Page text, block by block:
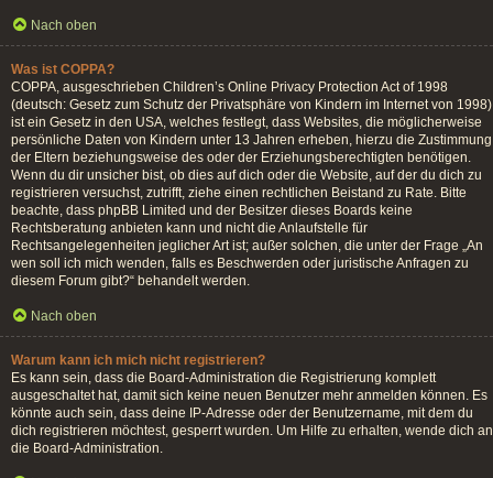
Nach oben
Was ist COPPA?
COPPA, ausgeschrieben Children’s Online Privacy Protection Act of 1998
(deutsch: Gesetz zum Schutz der Privatsphäre von Kindern im Internet von 1998)
ist ein Gesetz in den USA, welches festlegt, dass Websites, die möglicherweise
persönliche Daten von Kindern unter 13 Jahren erheben, hierzu die Zustimmung
der Eltern beziehungsweise des oder der Erziehungsberechtigten benötigen.
Wenn du dir unsicher bist, ob dies auf dich oder die Website, auf der du dich zu
registrieren versuchst, zutrifft, ziehe einen rechtlichen Beistand zu Rate. Bitte
beachte, dass phpBB Limited und der Besitzer dieses Boards keine
Rechtsberatung anbieten kann und nicht die Anlaufstelle für
Rechtsangelegenheiten jeglicher Art ist; außer solchen, die unter der Frage „An
wen soll ich mich wenden, falls es Beschwerden oder juristische Anfragen zu
diesem Forum gibt?“ behandelt werden.
Nach oben
Warum kann ich mich nicht registrieren?
Es kann sein, dass die Board-Administration die Registrierung komplett
ausgeschaltet hat, damit sich keine neuen Benutzer mehr anmelden können. Es
könnte auch sein, dass deine IP-Adresse oder der Benutzername, mit dem du
dich registrieren möchtest, gesperrt wurden. Um Hilfe zu erhalten, wende dich an
die Board-Administration.